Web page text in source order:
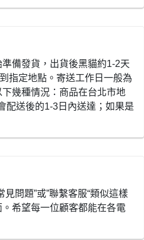
備發貨，出貨後黑貓約1-2天
指定地點。寄送工作日一般為
幾種情況：商品在台北市地
配送後的1-3日內送達；如果是
問題”或”聯繫客服“類似這樣
希望每一位顧客都能在各電